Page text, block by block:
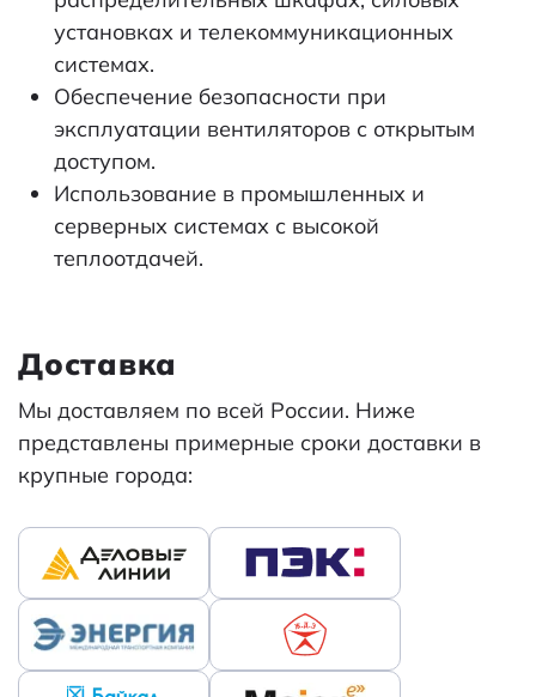
установках и телекоммуникационных
системах.
Обеспечение безопасности при
эксплуатации вентиляторов с открытым
доступом.
Использование в промышленных и
серверных системах с высокой
теплоотдачей.
Доставка
Мы доставляем по всей России. Ниже
представлены примерные сроки доставки в
крупные города: